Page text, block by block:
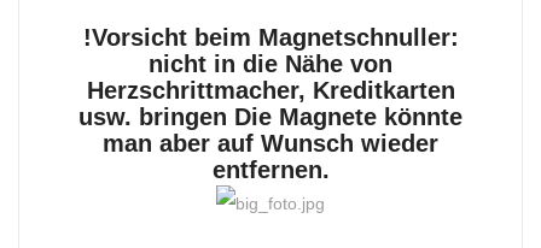
!Vorsicht beim Magnetschnuller:
nicht in die Nähe von
Herzschrittmacher, Kreditkarten
usw. bringen Die Magnete könnte
man aber auf Wunsch wieder
entfernen.